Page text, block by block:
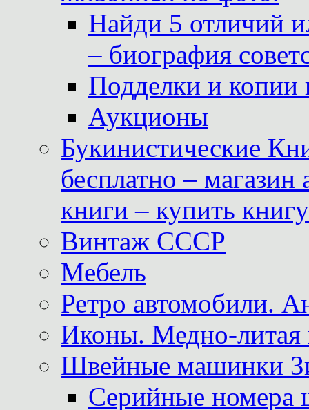
Найди 5 отличий
– биография
Подделки и копии
Аукционы
Букинистические
бесплатно –
книги – купить
Винтаж СССР
Мебель
Ретро автомобили.
Иконы. Медно-литая
Швейные машинки
Серийные